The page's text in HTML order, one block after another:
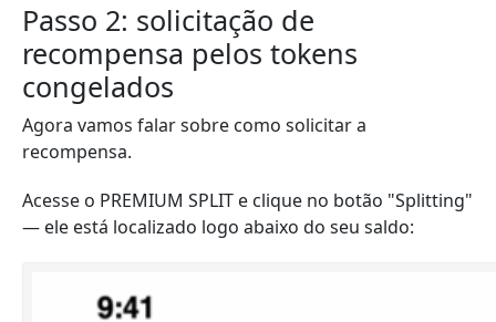
Passo 2: solicitação de
recompensa pelos tokens
congelados
Agora vamos falar sobre como solicitar a
recompensa.
Acesse o PREMIUM SPLIT e clique no botão "Splitting"
— ele está localizado logo abaixo do seu saldo: